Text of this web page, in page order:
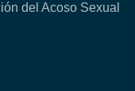
del Acoso Sexual